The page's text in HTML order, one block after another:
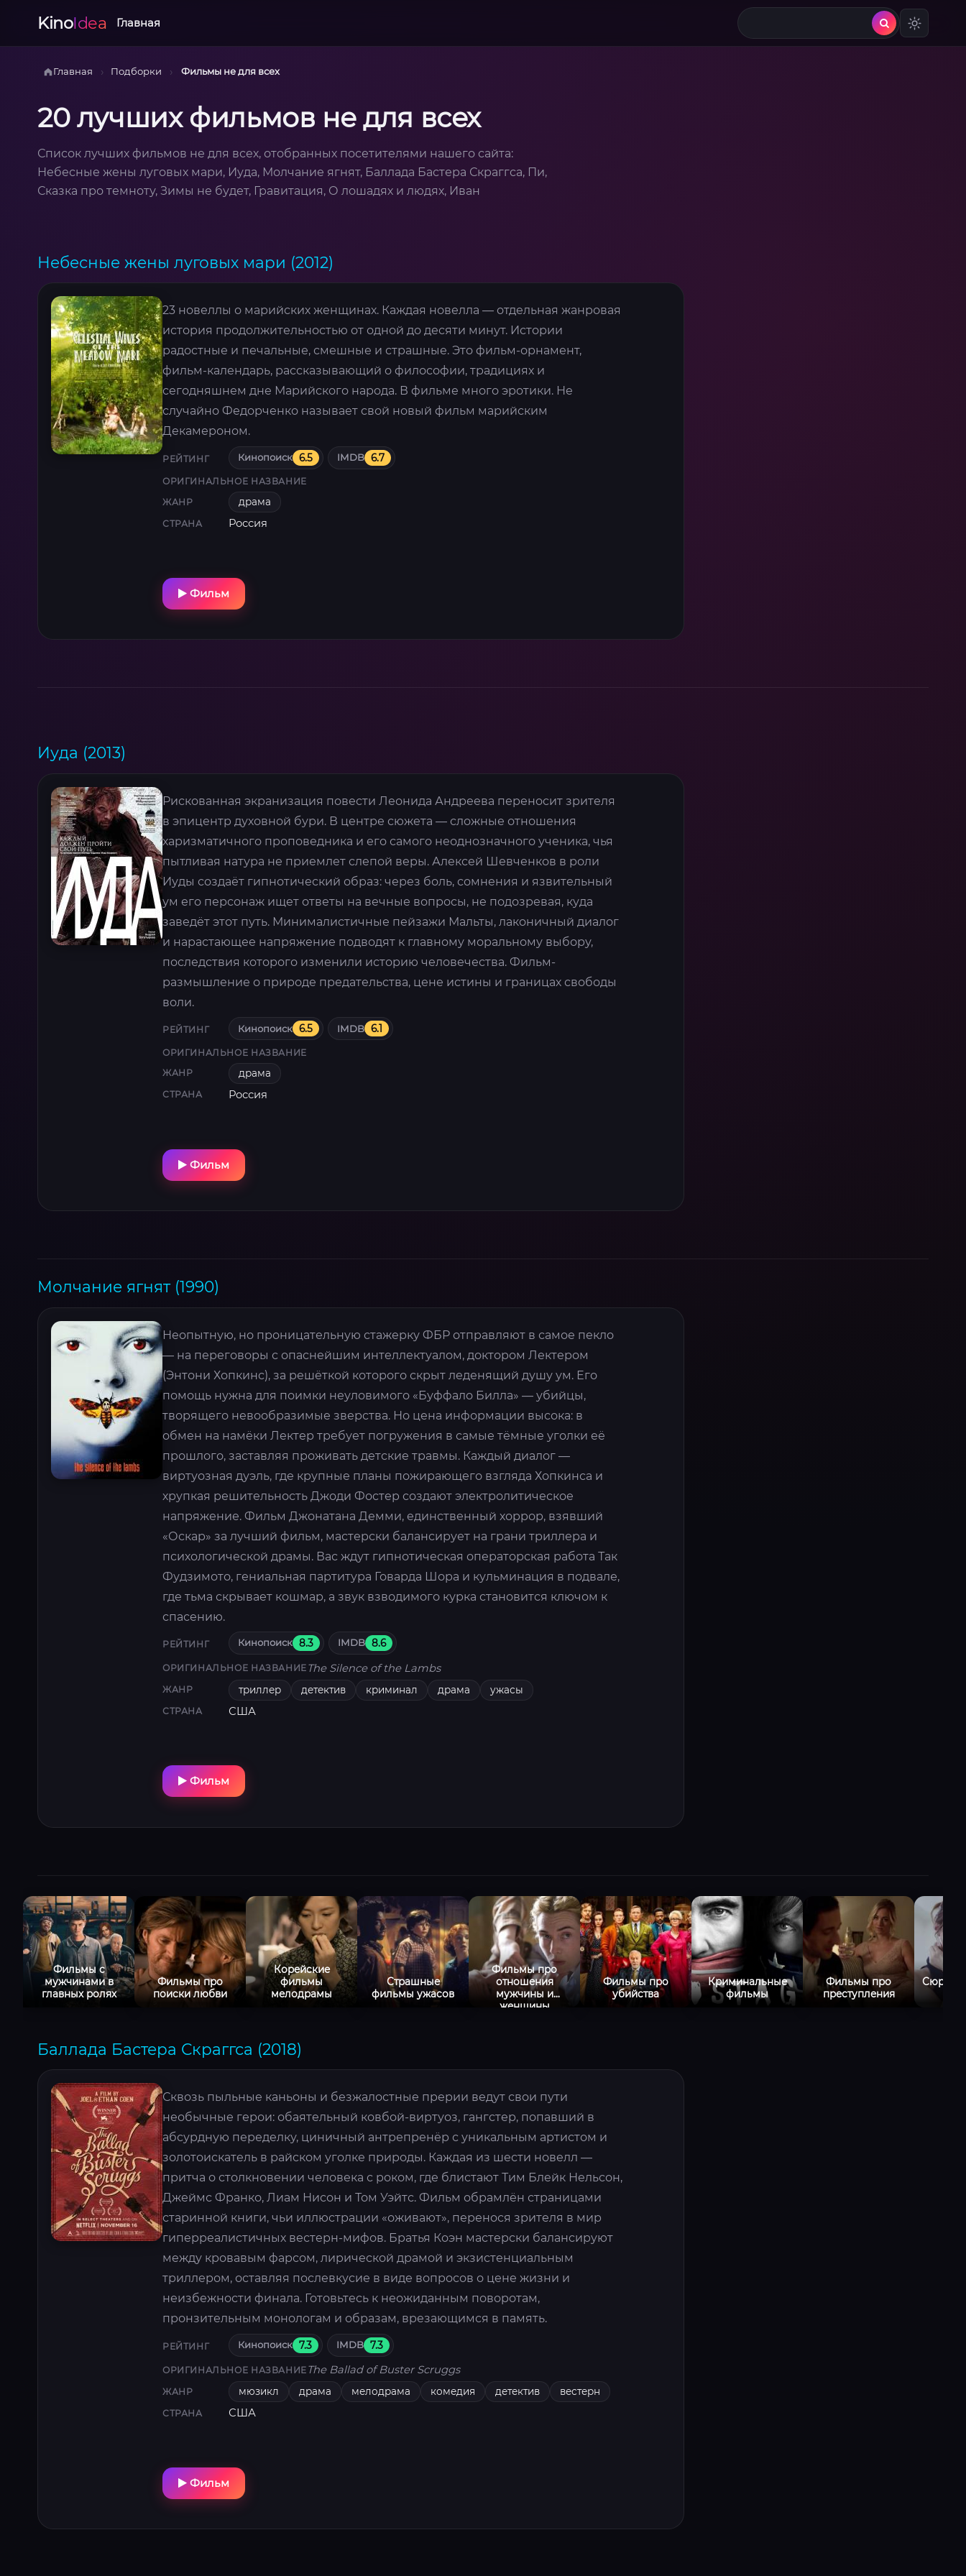
KinoIdea Главная
Главная › Подборки › Фильмы не для всех
20 лучших фильмов не для всех
Список лучших фильмов не для всех, отобранных посетителями нашего сайта:
Небесные жены луговых мари, Иуда, Молчание ягнят, Баллада Бастера Скраггса, Пи,
Сказка про темноту, Зимы не будет, Гравитация, О лошадях и людях, Иван
Небесные жены луговых мари (2012)
23 новеллы о марийских женщинах. Каждая новелла — отдельная жанровая
история продолжительностью от одной до десяти минут. Истории
радостные и печальные, смешные и страшные. Это фильм-орнамент,
фильм-календарь, рассказывающий о философии, традициях и
сегодняшнем дне Марийского народа. В фильме много эротики. Не
случайно Федорченко называет свой новый фильм марийским
Декамероном.
РЕЙТИНГ Кинопоиск 6.5 IMDB 6.7
ОРИГИНАЛЬНОЕ НАЗВАНИЕ
ЖАНР
драма
СТРАНА Россия
Фильм
Иуда (2013)
Рискованная экранизация повести Леонида Андреева переносит зрителя
в эпицентр духовной бури. В центре сюжета — сложные отношения
харизматичного проповедника и его самого неоднозначного ученика, чья
пытливая натура не приемлет слепой веры. Алексей Шевченков в роли
Иуды создаёт гипнотический образ: через боль, сомнения и язвительный
ум его персонаж ищет ответы на вечные вопросы, не подозревая, куда
заведёт этот путь. Минималистичные пейзажи Мальты, лаконичный диалог
и нарастающее напряжение подводят к главному моральному выбору,
последствия которого изменили историю человечества. Фильм-
размышление о природе предательства, цене истины и границах свободы
воли.
РЕЙТИНГ Кинопоиск 6.5 IMDB 6.1
ОРИГИНАЛЬНОЕ НАЗВАНИЕ
ЖАНР
драма
СТРАНА Россия
Фильм
Молчание ягнят (1990)
Неопытную, но проницательную стажерку ФБР отправляют в самое пекло
— на переговоры с опаснейшим интеллектуалом, доктором Лектером
(Энтони Хопкинс), за решёткой которого скрыт леденящий душу ум. Его
помощь нужна для поимки неуловимого «Буффало Билла» — убийцы,
творящего невообразимые зверства. Но цена информации высока: в
обмен на намёки Лектер требует погружения в самые тёмные уголки её
прошлого, заставляя проживать детские травмы. Каждый диалог —
виртуозная дуэль, где крупные планы пожирающего взгляда Хопкинса и
хрупкая решительность Джоди Фостер создают электролитическое
напряжение. Фильм Джонатана Демми, единственный хоррор, взявший
«Оскар» за лучший фильм, мастерски балансирует на грани триллера и
психологической драмы. Вас ждут гипнотическая операторская работа Так
Фудзимото, гениальная партитура Говарда Шора и кульминация в подвале,
где тьма скрывает кошмар, а звук взводимого курка становится ключом к
спасению.
РЕЙТИНГ Кинопоиск 8.3 IMDB 8.6
ОРИГИНАЛЬНОЕ НАЗВАНИЕ The Silence of the Lambs
ЖАНР триллер детектив криминал драма ужасы
СТРАНА США
Фильм
Фильмы с
мужчинами в
главных ролях
Фильмы про
поиски любви
Корейские
фильмы
мелодрамы
Страшные
фильмы ужасов
Фильмы про
отношения
мужчины и
женщины
Фильмы про
убийства
Криминальные
фильмы
Фильмы про
преступления
Баллада Бастера Скраггса (2018)
Сквозь пыльные каньоны и безжалостные прерии ведут свои пути
необычные герои: обаятельный ковбой-виртуоз, гангстер, попавший в
абсурдную переделку, циничный антрепренёр с уникальным артистом и
золотоискатель в райском уголке природы. Каждая из шести новелл —
притча о столкновении человека с роком, где блистают Тим Блейк Нельсон,
Джеймс Франко, Лиам Нисон и Том Уэйтс. Фильм обрамлён страницами
старинной книги, чьи иллюстрации «оживают», перенося зрителя в мир
гиперреалистичных вестерн-мифов. Братья Коэн мастерски балансируют
между кровавым фарсом, лирической драмой и экзистенциальным
триллером, оставляя послевкусие в виде вопросов о цене жизни и
неизбежности финала. Готовьтесь к неожиданным поворотам,
пронзительным монологам и образам, врезающимся в память.
РЕЙТИНГ Кинопоиск 7.3 IMDB 7.3
ОРИГИНАЛЬНОЕ НАЗВАНИЕ The Ballad of Buster Scruggs
ЖАНР мюзикл драма мелодрама комедия детектив вестерн
СТРАНА США
Фильм